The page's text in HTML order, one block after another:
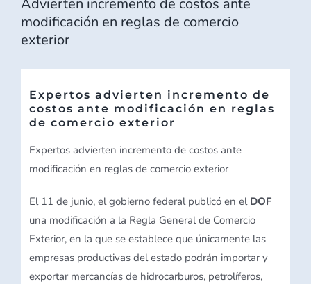
modificación en reglas de comercio
exterior
Expertos advierten incremento de
costos ante modificación en reglas
de comercio exterior
Expertos advierten incremento de costos ante
modificación en reglas de comercio exterior
El 11 de junio, el gobierno federal publicó en el DOF
una modificación a la Regla General de Comercio
Exterior, en la que se establece que únicamente las
empresas productivas del estado podrán importar y
exportar mercancías de hidrocarburos, petrolíferos,